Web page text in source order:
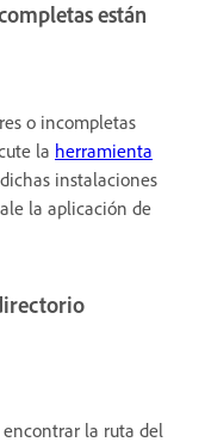
están
o incompletas
la herramienta
instalaciones
la aplicación de
encontrar la ruta del